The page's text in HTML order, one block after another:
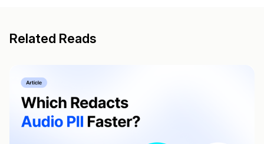
Related Reads